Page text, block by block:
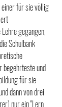
für sie völlig
gegangen,
Schulbank
begehrteste und
für sie
dann von drei
nur ein "Lern